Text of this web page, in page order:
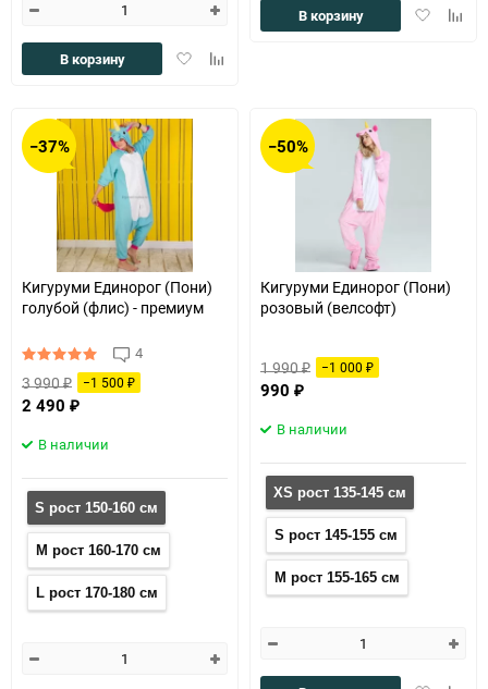
ДобавитьДобавить
В корзину
Добавить
В корзину
−37%
Кигуруми Единорог (Пони)
голубой (флис) - премиум
4
3 990₽ −1 500 ₽
2 490 ₽
В наличии
S рост 150-160 см
M рост 160-170 см
L рост 170-180 см
−50%
Кигуруми Единорог (Пони)
розовый (велсофт)
1 990₽ −1 000 ₽
990 ₽
В наличии
XS рост 135-145 см
S рост 145-155 см
M рост 155-165 см